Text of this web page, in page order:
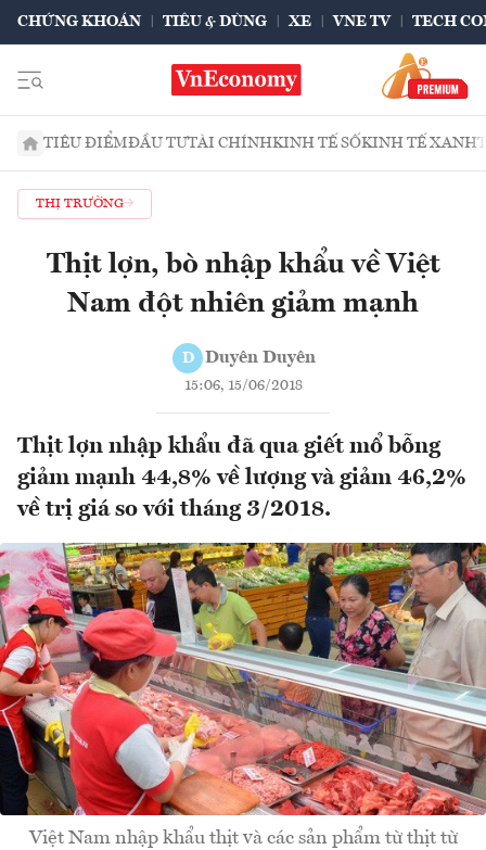
CHỨNG KHOÁN TIÊU & DÙNG XE VNE TV TECH
TIÊU ĐIỂMĐẦU TƯTÀI CHÍNHKINH TẾ SỐKINH TẾ XANH
THỊ TRƯỜNG
Thịt lợn, bò nhập khẩu về Việt
Nam đột nhiên giảm mạnh
D Duyên Duyên
15:06, 15/06/2018
Thịt lợn nhập khẩu đã qua giết mổ bỗng
giảm mạnh 44,8% về lượng và giảm 46,2%
về trị giá so với tháng 3/2018.
Việt Nam nhập khẩu thịt và các sản phẩm từ thịt từ